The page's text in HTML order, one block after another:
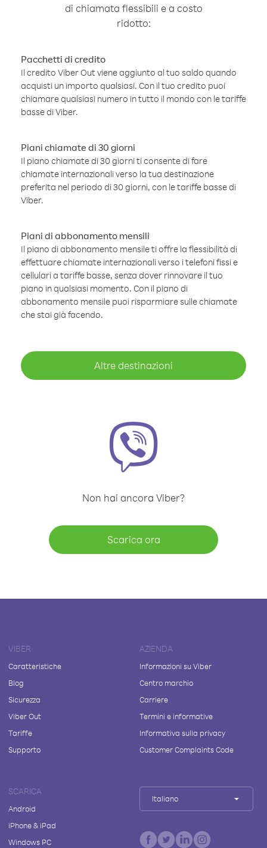
di chiamata flessibili e a costo
ridotto:
Pacchetti di credito
Il credito Viber Out viene aggiunto al tuo saldo quando
acquisti un importo qualsiasi. Con il tuo credito puoi
chiamare qualsiasi numero in tutto il mondo con le tariffe
basse di Viber.
Piani chiamate di 30 giorni
Il piano chiamate di 30 giorni ti consente di fare
chiamate internazionali verso la tua destinazione
preferita nel periodo di 30 giorni, con le tariffe basse di
Viber.
Piani di abbonamento mensili
Il piano di abbonamento mensile ti offre la flessibilità di
effettuare chiamate internazionali verso i telefoni fissi e
cellulari a tariffe basse, senza dover rinnovare il tuo
piano in qualsiasi momento. Con il piano di
abbonamento mensile puoi risparmiare sulle chiamate
che stai già facendo.
Altre destinazioni
Non hai ancora Viber?
Scarica ora
VIBER
Caratteristiche
Blog
Sicurezza
Viber Out
Tariffe
Supporto
AZIENDA
Informazioni su Viber
Centro marchio
Carriere
Termini e informative
Informativa sulla privacy
Customer Complaints Code
SCARICA
Android
iPhone & iPad
Windows PC
Italiano